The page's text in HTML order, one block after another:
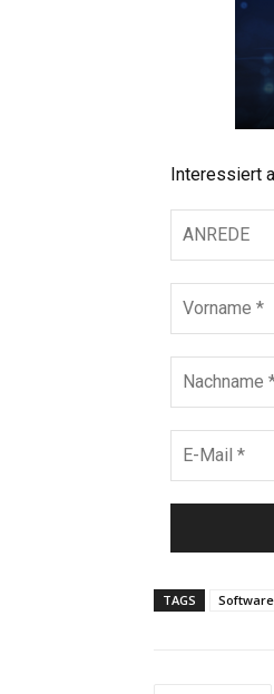
Interessiert
TAGS